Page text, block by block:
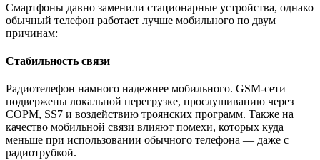
Смартфоны давно заменили стационарные устройства, однако
обычный телефон работает лучше мобильного по двум
причинам:
Стабильность связи
Радиотелефон намного надежнее мобильного. GSM-сети
подвержены локальной перегрузке, прослушиванию через
COPM, SS7 и воздействию троянских программ. Также на
качество мобильной связи влияют помехи, которых куда
меньше при использовании обычного телефона — даже с
радиотрубкой.